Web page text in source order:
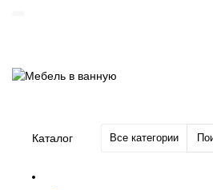
Каталог Все категории